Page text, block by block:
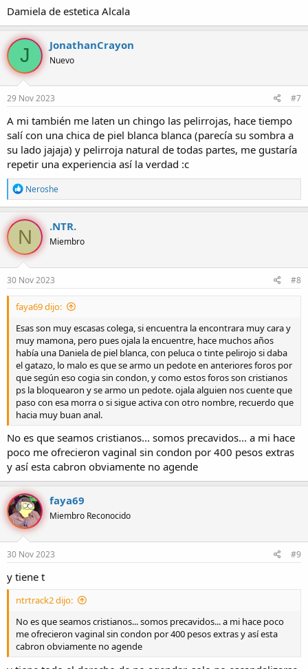
Damiela de estetica Alcala
J JonathanCrayon
Nuevo
29 Nov 2023 #7
A mi también me laten un chingo las pelirrojas, hace tiempo
salí con una chica de piel blanca blanca (parecía su sombra a
su lado jajaja) y pelirroja natural de todas partes, me gustaría
repetir una experiencia así la verdad :c
R
e
a
c
i
o
n
e
s
Neroshe
N .NTR.
Miembro
30 Nov 2023 #8
faya69 dijo:
Esas son muy escasas colega, si encuentra la encontrara muy cara y
muy mamona, pero pues ojala la encuentre, hace muchos años
había una Daniela de piel blanca, con peluca o tinte pelirojo si daba
el gatazo, lo malo es que se armo un pedote en anteriores foros por
que según eso cogia sin condon, y como estos foros son cristianos
ps la bloquearon y se armo un pedote. ojala alguien nos cuente que
paso con esa morra o si sigue activa con otro nombre, recuerdo que
hacia muy buan anal.
No es que seamos cristianos... somos precavidos... a mi hace
poco me ofrecieron vaginal sin condon por 400 pesos extras
y así esta cabron obviamente no agende
faya69
Miembro Reconocido
30 Nov 2023 #9
y tiene t
ntrtrack2 dijo:
No es que seamos cristianos... somos precavidos... a mi hace poco
me ofrecieron vaginal sin condon por 400 pesos extras y así esta
cabron obviamente no agende